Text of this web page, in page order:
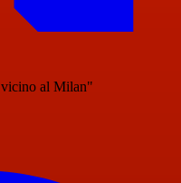
vicino al Milan"